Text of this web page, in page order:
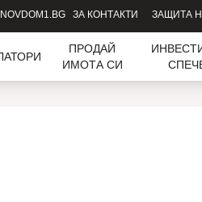
ЗА КОНТАКТИ ЗАЩИТА
ПРОДАЙ
ИМОТА СИ